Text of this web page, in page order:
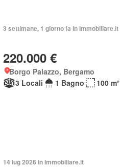
3 settimane, 1 giorno fa in Immobiliare.it
220.000 €
Borgo Palazzo, Bergamo
3 Locali
1 Bagno 100 m²
14 lug 2026 in Immobiliare.it